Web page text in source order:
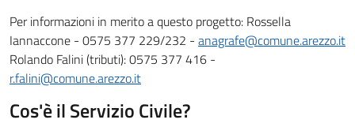
Per informazioni in merito a questo progetto: Rossella
Iannaccone - 0575 377 229/232 - anagrafe@comune.arezzo.it
Rolando Falini (tributi): 0575 377 416 -
r.falini@comune.arezzo.it
Cos'è il Servizio Civile?